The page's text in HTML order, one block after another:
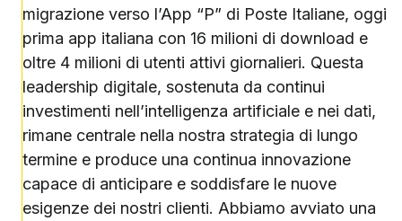
migrazione verso l’App “P” di Poste Italiane, oggi
prima app italiana con 16 milioni di download e
oltre 4 milioni di utenti attivi giornalieri. Questa
leadership digitale, sostenuta da continui
investimenti nell’intelligenza artificiale e nei dati,
rimane centrale nella nostra strategia di lungo
termine e produce una continua innovazione
capace di anticipare e soddisfare le nuove
esigenze dei nostri clienti. Abbiamo avviato una